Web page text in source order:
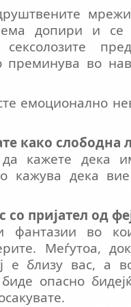
допири и
преминува во
емоционално
како слободна
кажете дека
кажува дека
со пријател од
фантазии во
Меѓутоа,
е близу вас, а
опасно